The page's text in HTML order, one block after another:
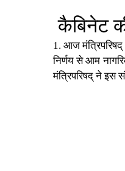
कैबिनेट
1. आज
निर्णय से आम
मंत्रिपरिषद् ने इस